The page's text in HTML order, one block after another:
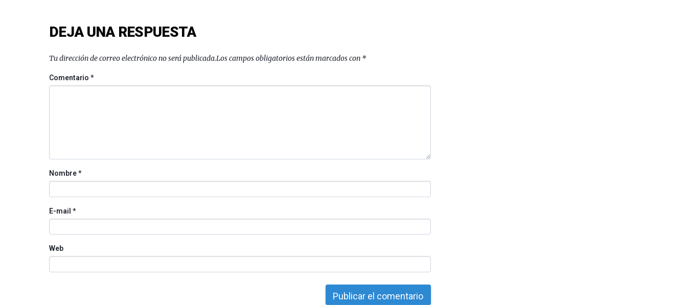
DEJA UNA RESPUESTA
Tu dirección de correo electrónico no será publicada.Los campos obligatorios están marcados con *
Comentario*
Nombre*
E-mail *
Web